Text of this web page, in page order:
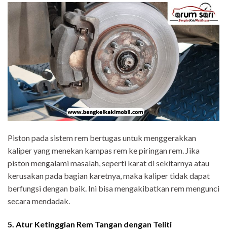
Piston pada sistem rem bertugas untuk menggerakkan
kaliper yang menekan kampas rem ke piringan rem. Jika
piston mengalami masalah, seperti karat di sekitarnya atau
kerusakan pada bagian karetnya, maka kaliper tidak dapat
berfungsi dengan baik. Ini bisa mengakibatkan rem mengunci
secara mendadak.
5. Atur Ketinggian Rem Tangan dengan Teliti